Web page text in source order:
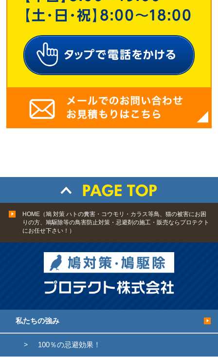
HOME（鳩 対策 ハトの糞害・コウモリ・カラス等鳥、猫の被害にお困
りの方、鳩駆除等の鳥害防止対策・忌避剤の施工・販売ならプロテクト
にお任せ下さい！）
私たちの強み
100％の忌避効果！